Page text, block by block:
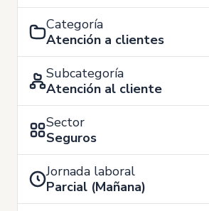
Categoría
Atención a clientes
Subcategoría
Atención al cliente
Sector
Seguros
Jornada laboral
Parcial (Mañana)